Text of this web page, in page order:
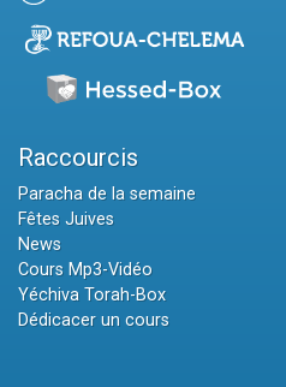
Raccourcis
Paracha de la semaine
Fêtes Juives
News
Cours Mp3-Vidéo
Yéchiva Torah-Box
Dédicacer un cours